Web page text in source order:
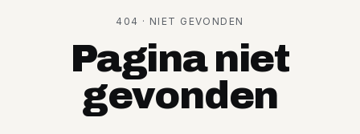
404 · NIET GEVONDEN
Paginaniet
gevonden